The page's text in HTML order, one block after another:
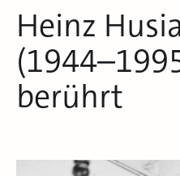
Heinz
berührt